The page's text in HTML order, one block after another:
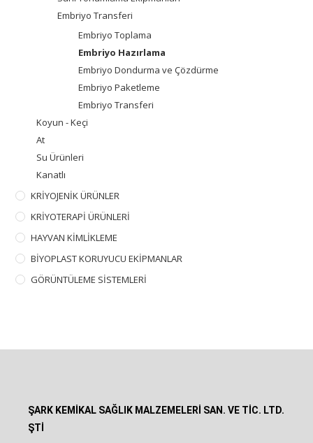
Embriyo Transferi
Embriyo Toplama
Embriyo Hazırlama
Embriyo Dondurma ve Çözdürme
Embriyo Paketleme
Embriyo Transferi
Koyun - Keçi
At
Su Ürünleri
Kanatlı
KRİYOJENİK ÜRÜNLER
KRİYOTERAPİ ÜRÜNLERİ
HAYVAN KİMLİKLEME
BİYOPLAST KORUYUCU EKİPMANLAR
GÖRÜNTÜLEME SİSTEMLERİ
ŞARK KEMİKAL SAĞLIK MALZEMELERİ SAN. VE TİC. LTD.
ŞTİ